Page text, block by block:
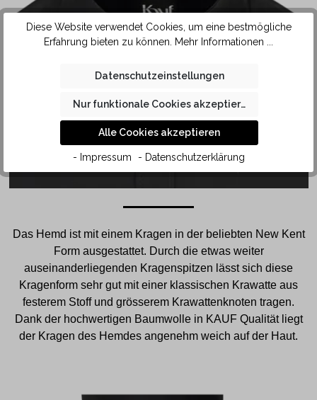
Das Hemd ist mit einem Kragen in der beliebten New Kent
Form ausgestattet. Durch die etwas weiter
auseinanderliegenden Kragenspitzen lässt sich diese
Kragenform sehr gut mit einer klassischen Krawatte aus
festerem Stoff und grösserem Krawattenknoten tragen.
Dank der hochwertigen Baumwolle in KAUF Qualität liegt
der Kragen des Hemdes angenehm weich auf der Haut.
Diese Website verwendet Cookies, um eine bestmögliche
Erfahrung bieten zu können. Mehr Informationen ...
Datenschutzeinstellungen
Nur funktionale Cookies akzeptieren
Alle Cookies akzeptieren
- Impressum - Datenschutzerklärung